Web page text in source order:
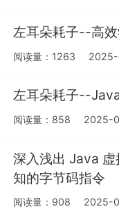
左耳朵耗子--高
阅读量：1263
左耳朵耗子--
阅读量：858 2025-
深入浅出 Java
知的字节码指令
阅读量：908 2025-